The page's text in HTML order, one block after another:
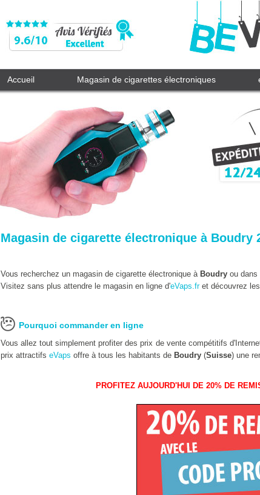
Accueil Magasin de cigarettes électroniques
Magasin de cigarette électronique à Boudry
Vous recherchez un magasin de cigarette électronique à Boudryou dans
Visitez sans plus attendre le magasin en ligne d'eVaps.fret découvrez
Pourquoi commander en ligne
Vous allez tout simplement profiter des prix de vente compétitifs
prix attractifs eVaps offre à tous les habitants de Boudry(Suisse) une
PROFITEZ AUJOURD'HUI DE 20% DE